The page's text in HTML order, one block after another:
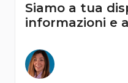
Siamo a tua
informazioni e